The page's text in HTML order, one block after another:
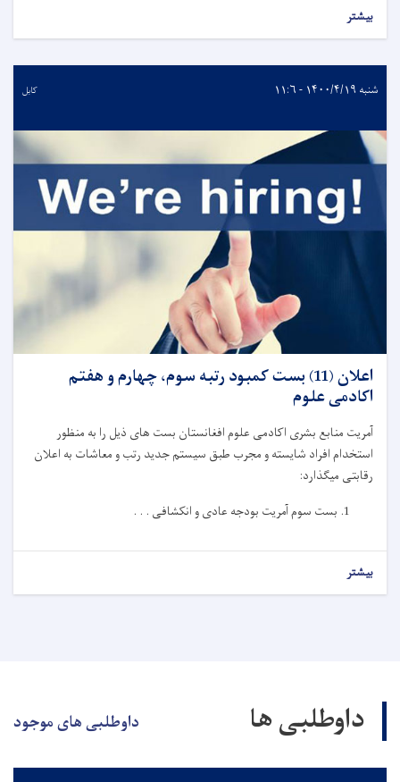
بیشتر
شنبه ۱۴۰۰/۴/۱۹ - ۱۱:۶ کابل
اعلان (11) بست کمبود رتبه سوم، چهارم و هفتم
اکادمی علوم
آمریت منابع بشری اکادمی علوم افغانستان بست های ذیل را به منظور
استخدام افراد شایسته و مجرب طبق سیستم جدید رتب و معاشات به اعلان
رقابتی میگذارد:
بست سوم آمریت بودجه عادی و انکشافی . . .
بیشتر
داوطلبی ها داوطلبی های موجود